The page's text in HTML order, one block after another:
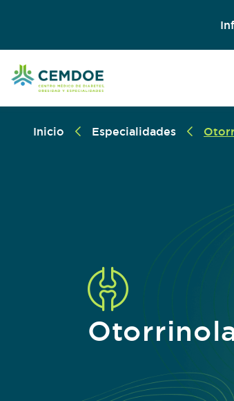
Inicio Especialidades